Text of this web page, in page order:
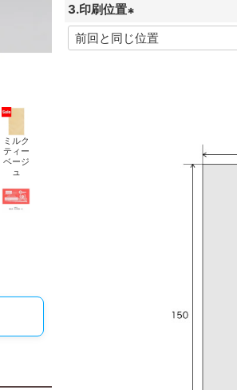
ミルク
ティー
ベージ
ュ
3.印刷位置
(
必